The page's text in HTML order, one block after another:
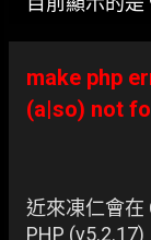
表
文
make php
(a|so) not
近來凍仁會在
PHP